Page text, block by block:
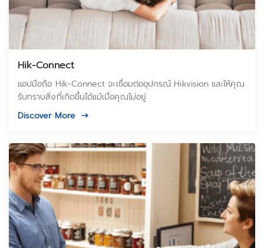
Hik-Connect
แอปมือถือ Hik-Connect จะเชื่อมต่ออุปกรณ์ Hikvision และให้คุณ
รับทราบสิ่งที่เกิดขึ้นได้แม้เมื่อคุณไม่อยู่
Discover More